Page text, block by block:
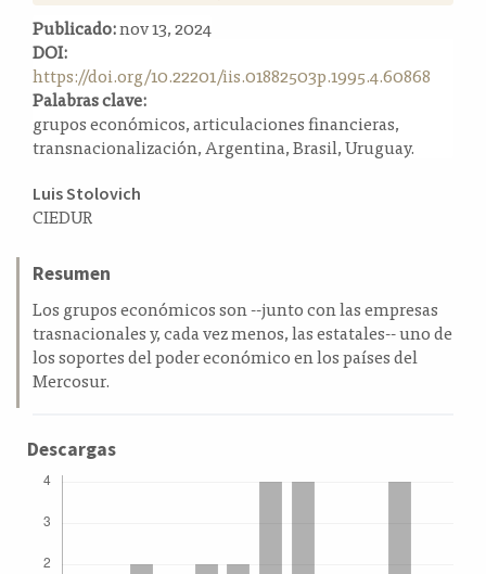
a
l
a
t
e
r
a
l
Publicado:nov 13, 2024
DOI:
https://doi.org/10.22201/iis.01882503p.1995.4.60868
Palabras clave:
grupos económicos, articulaciones financieras,
transnacionalización, Argentina, Brasil, Uruguay.
Contenido
principal
artículo
Luis Stolovich
CIEDUR
Resumen
Los grupos económicos son --junto con las empresas
trasnacionales y, cada vez menos, las estatales-- uno de
los soportes del poder económico en los países del
Mercosur.
Descargas